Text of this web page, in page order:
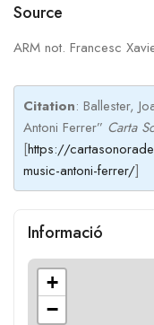
Source
ARM not. Francesc
Citation: Ballester,
Antoni Ferrer” Carta
[https://
music-antoni-ferrer/]
Informació
+
−